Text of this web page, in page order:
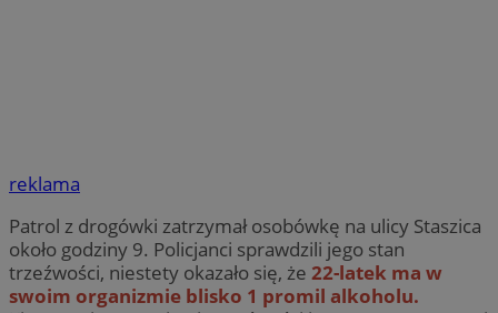
reklama
Patrol z drogówki zatrzymał osobówkę na ulicy Staszica
około godziny 9. Policjanci sprawdzili jego stan
trzeźwości, niestety okazało się, że 22-latek ma w
swoim organizmie blisko 1 promil alkoholu.